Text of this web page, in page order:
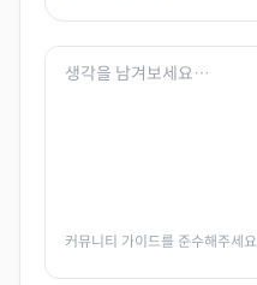
커뮤니티 가이드를 준수해주세요